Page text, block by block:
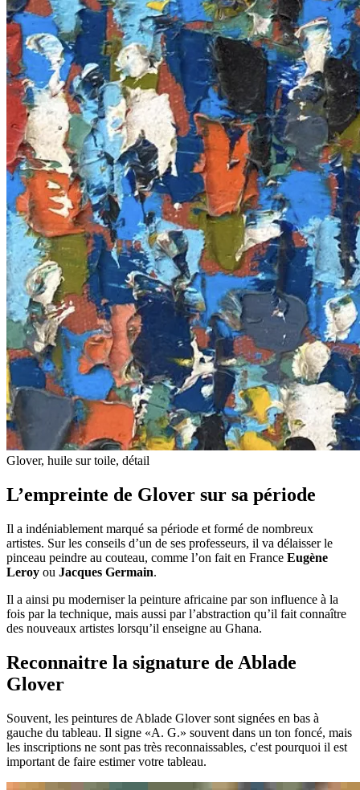
Glover, huile sur toile, détail
L’empreinte de Glover sur sa période
Il a indéniablement marqué sa période et formé de nombreux
artistes. Sur les conseils d’un de ses professeurs, il va délaisser le
pinceau peindre au couteau, comme l’on fait en France Eugène
Leroy ou Jacques Germain.
Il a ainsi pu moderniser la peinture africaine par son influence à la
fois par la technique, mais aussi par l’abstraction qu’il fait connaître
des nouveaux artistes lorsqu’il enseigne au Ghana.
Reconnaitre la signature de Ablade
Glover
Souvent, les peintures de Ablade Glover sont signées en bas à
gauche du tableau. Il signe «A. G.» souvent dans un ton foncé, mais
les inscriptions ne sont pas très reconnaissables, c'est pourquoi il est
important de faire estimer votre tableau.